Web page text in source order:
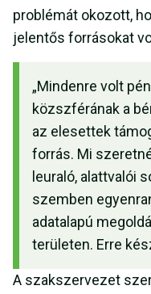
problémát okozott,
jelentős forrásokat
„Mindenre volt
közszférának a
az elesettek
forrás. Mi
leuraló, alattvalói
szemben
adatalapú
területen. Erre
A szakszervezet